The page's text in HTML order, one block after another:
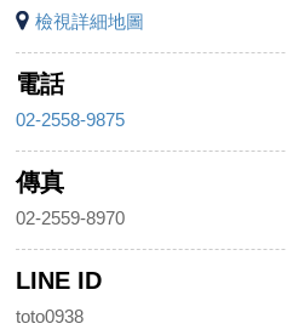
檢視詳細地圖
電話
02-2558-9875
傳真
02-2559-8970
LINE ID
toto0938